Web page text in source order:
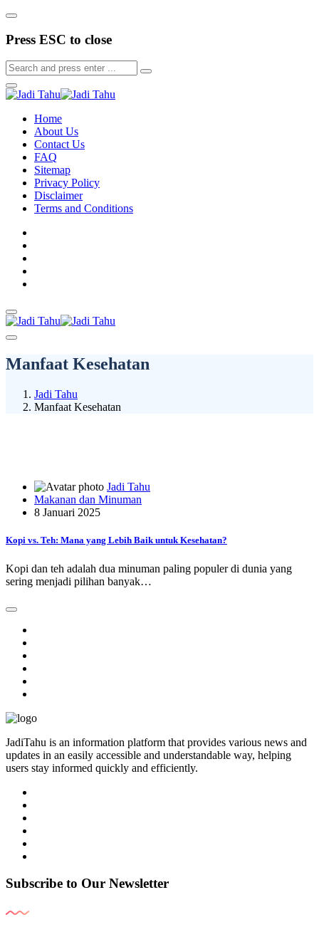
Press ESC to close
Home
About Us
Contact Us
FAQ
Sitemap
Privacy Policy
Disclaimer
Terms and Conditions
Manfaat Kesehatan
Jadi Tahu
Manfaat Kesehatan
Jadi Tahu
Makanan dan Minuman
8 Januari 2025
Kopi vs. Teh: Mana yang Lebih Baik untuk Kesehatan?
Kopi dan teh adalah dua minuman paling populer di dunia yang
sering menjadi pilihan banyak…
JadiTahu is an information platform that provides various news and
updates in an easily accessible and understandable way, helping
users stay informed quickly and efficiently.
Subscribe to Our Newsletter